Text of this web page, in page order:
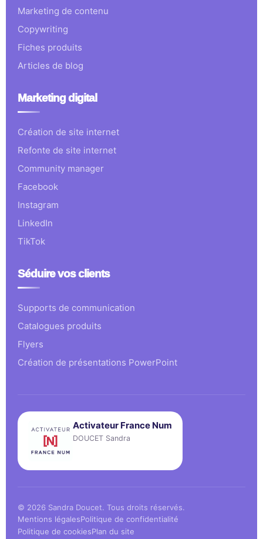
Marketing de contenu
Copywriting
Fiches produits
Articles de blog
Marketing digital
Création de site internet
Refonte de site internet
Community manager
Facebook
Instagram
LinkedIn
TikTok
Séduire vos clients
Supports de communication
Catalogues produits
Flyers
Création de présentations PowerPoint
Activateur France Num
DOUCET Sandra
© 2026 Sandra Doucet. Tous droits réservés.
Mentions légalesPolitique de confidentialité
Politique de cookiesPlan du site